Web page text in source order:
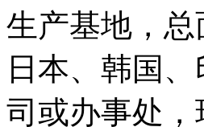
生产基地，
日本、韩国
司或办事处